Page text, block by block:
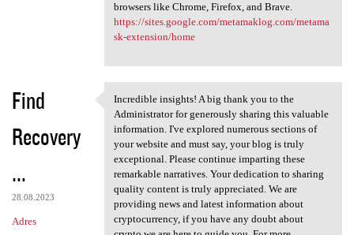
browsers like Chrome, Firefox, and Brave.
https://sites.google.com/metamaklog.com/metama
sk-extension/home
Find
Recovery
...
28.08.2023
Adres
Incredible insights! A big
Incredible insights! A big thank you to the
Administrator for generously sharing this valuable
information. I've explored numerous sections of
your website and must say, your blog is truly
exceptional. Please continue imparting these
remarkable narratives. Your dedication to sharing
quality content is truly appreciated. We are
providing news and latest information about
cryptocurrency, if you have any doubt about